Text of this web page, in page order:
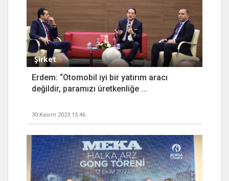
Şirket
Erdem: “Otomobil iyi bir yatırım aracı
değildir, paramızı üretkenliğe ...
30 Kasım 2023 15:46